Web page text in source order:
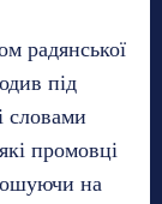
радянської
під
словами
промовці
на